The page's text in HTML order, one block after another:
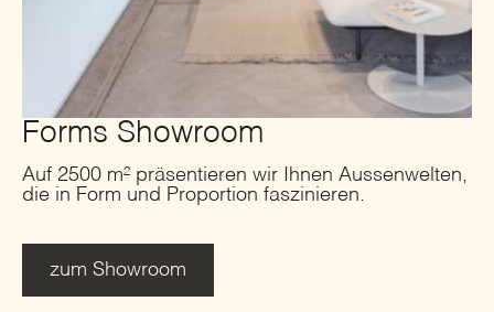
Forms Showroom
Auf 2500 m² präsentieren wir Ihnen Aussenwelten,
die in Form und Proportion faszinieren.
zum Showroom